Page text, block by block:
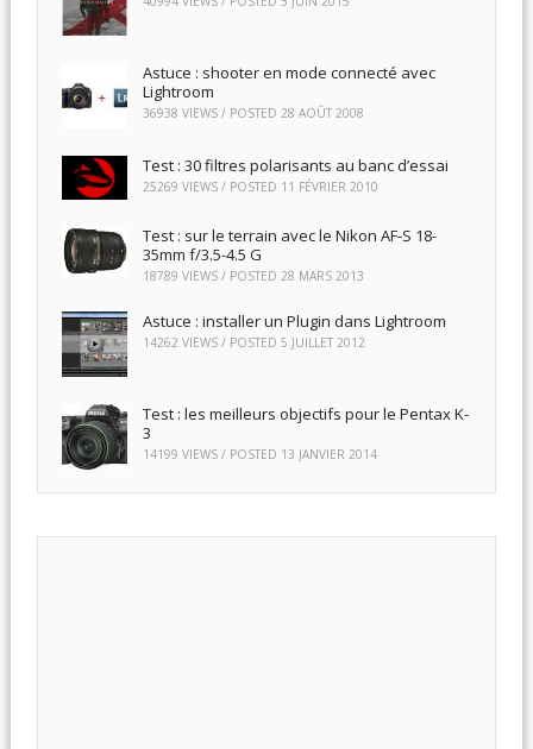
Astuce : shooter en mode connecté avec
Lightroom
36938 VIEWS / POSTED 28 AOÛT 2008
Test : 30 filtres polarisants au banc d’essai
25269 VIEWS / POSTED 11 FÉVRIER 2010
Test : sur le terrain avec le Nikon AF-S 18-
35mm f/3.5-4.5 G
18789 VIEWS / POSTED 28 MARS 2013
Astuce : installer un Plugin dans Lightroom
14262 VIEWS / POSTED 5 JUILLET 2012
Test : les meilleurs objectifs pour le Pentax K-
3
14199 VIEWS / POSTED 13 JANVIER 2014